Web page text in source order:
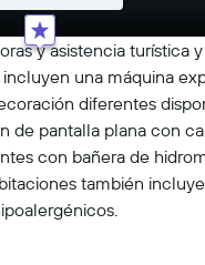
y asistencia turística
una máquina
diferentes
pantalla plana con
con bañera de
también